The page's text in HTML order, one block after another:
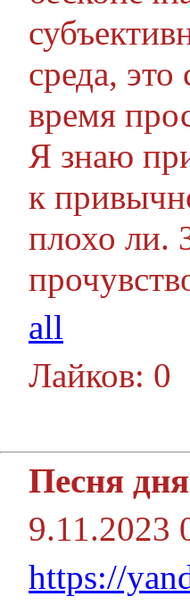
среда,
время
Я знаю
к
плохо ли.
all
Лайков: 0
Песня дня
9.11.2023
https://